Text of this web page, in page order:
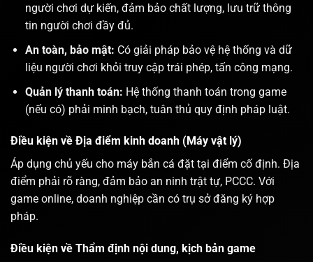
người chơi dự kiến, đảm bảo chất lượng, lưu trữ thông
tin người chơi đầy đủ.
An toàn, bảo mật: Có giải pháp bảo vệ hệ thống và dữ
liệu người chơi khỏi truy cập trái phép, tấn công mạng.
Quản lý thanh toán: Hệ thống thanh toán trong game
(nếu có) phải minh bạch, tuân thủ quy định pháp luật.
Điều kiện về Địa điểm kinh doanh (Máy vật lý)
Áp dụng chủ yếu cho máy bắn cá đặt tại điểm cố định. Địa
điểm phải rõ ràng, đảm bảo an ninh trật tự, PCCC. Với
game online, doanh nghiệp cần có trụ sở đăng ký hợp
pháp.
Điều kiện về Thẩm định nội dung, kịch bản game